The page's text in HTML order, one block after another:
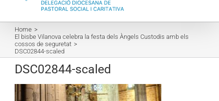
Home
El bisbe Vilanova celebra la festa dels Àngels Custodis amb els
cossos de seguretat
DSC02844-scaled
DSC02844-scaled